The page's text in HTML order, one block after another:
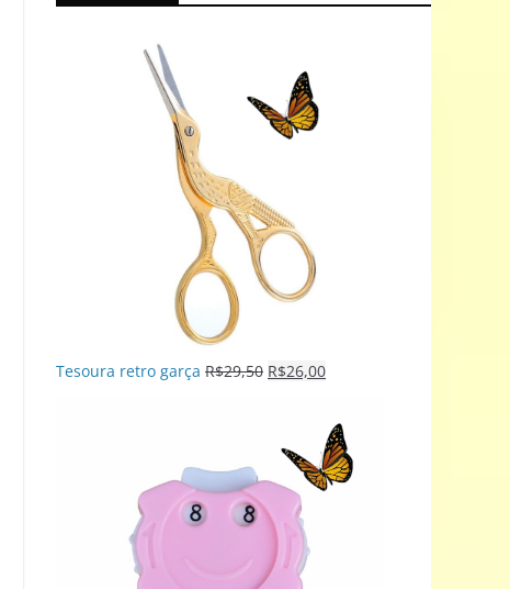
Tesoura retro garça R$29,50 R$26,00